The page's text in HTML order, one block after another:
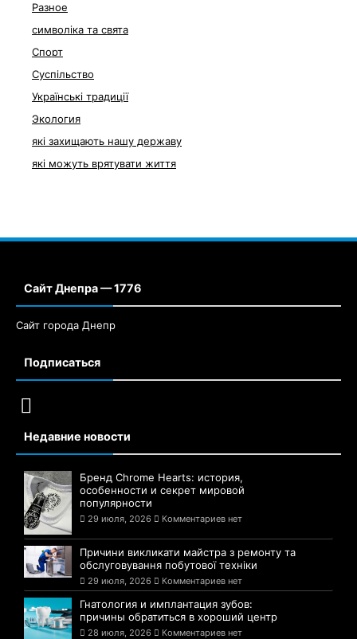
Разное
символіка та свята
Спорт
Суспільство
Українські традиції
Экология
які захищають нашу державу
які можуть врятувати життя
Сайт Днепра — 1776
Сайт города Днепр
Подписаться
Недавние новости
Бренд Chrome Hearts: история,
особенности и секрет мировой
популярности
29 июля, 2026 Комментариев нет
Причини викликати майстра з ремонту та
обслуговування побутової техніки
29 июля, 2026 Комментариев нет
Гнатология и имплантация зубов:
причины обратиться в хороший центр
28 июля, 2026 Комментариев нет